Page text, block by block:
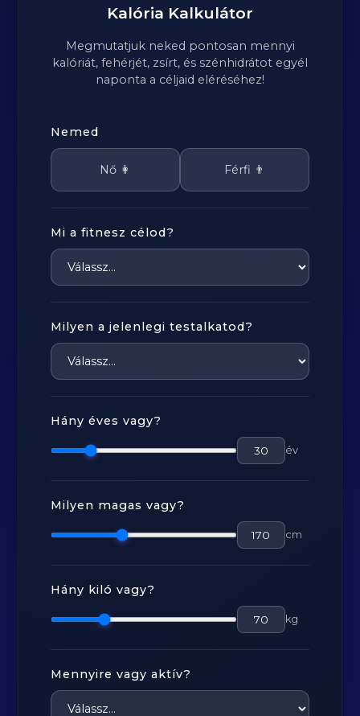
Kalória Kalkulátor
Megmutatjuk neked pontosan mennyi
kalóriát, fehérjét, zsírt, és szénhidrátot egyél
naponta a céljaid eléréséhez!
Nemed
Nő 👩 Férfi 👨
Mi a fitnesz célod?
Milyen a jelenlegi testalkatod?
Hány éves vagy?
év
Milyen magas vagy?
cm
Hány kiló vagy?
kg
Mennyire vagy aktív?